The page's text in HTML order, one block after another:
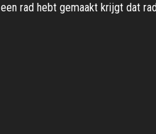
rad hebt gemaakt krijgt dat